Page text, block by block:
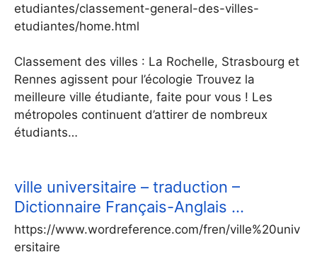
etudiantes/classement-general-des-villes-
etudiantes/home.html
Classement des villes : La Rochelle, Strasbourg et
Rennes agissent pour l’écologie Trouvez la
meilleure ville étudiante, faite pour vous ! Les
métropoles continuent d’attirer de nombreux
étudiants…
ville universitaire – traduction –
Dictionnaire Français-Anglais …
https://www.wordreference.com/fren/ville%20univ
ersitaire